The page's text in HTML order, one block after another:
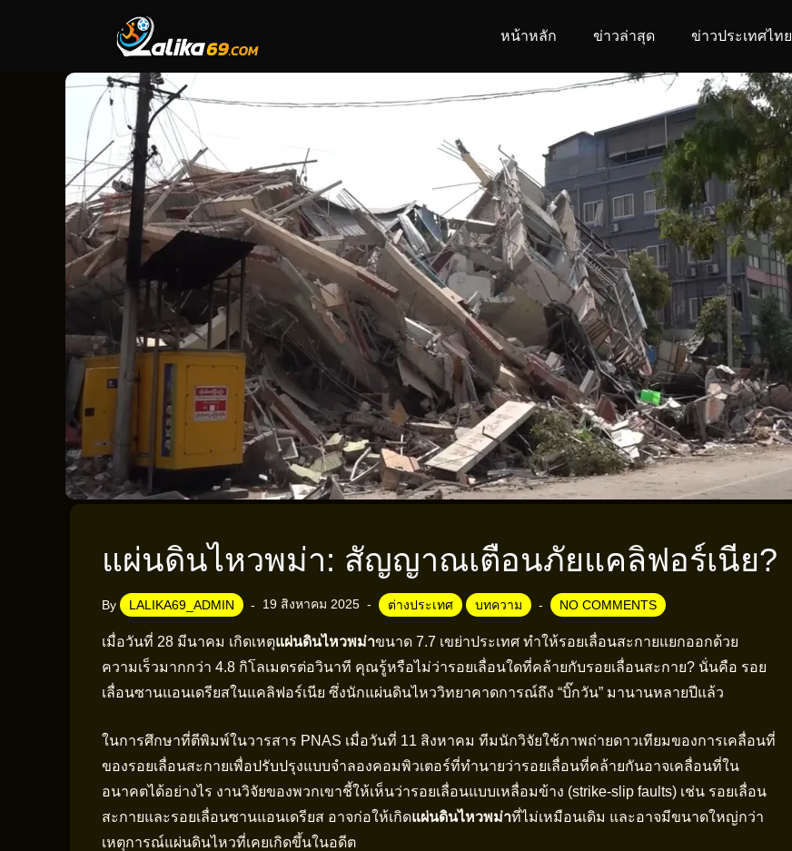
หน้าหลัก ข่าวล่าสุด ข่าวประเทศไทย
แผ่นดินไหวพม่า: สัญญาณเตือนภัยแคลิฟอร์เนีย?
By LALIKA69_ADMIN 19 สิงหาคม 2025 ต่างประเทศ บทความ NO COMMENTS
เมื่อวันที่ 28 มีนาคม เกิดเหตุแผ่นดินไหวพม่าขนาด 7.7 เขย่าประเทศ ทำให้รอยเลื่อนสะกายแยกออกด้วย
ความเร็วมากกว่า 4.8 กิโลเมตรต่อวินาที คุณรู้หรือไม่ว่ารอยเลื่อนใดที่คล้ายกับรอยเลื่อนสะกาย? นั่นคือ รอย
เลื่อนซานแอนเดรียสในแคลิฟอร์เนีย ซึ่งนักแผ่นดินไหววิทยาคาดการณ์ถึง “บิ๊กวัน” มานานหลายปีแล้ว
ในการศึกษาที่ตีพิมพ์ในวารสาร PNAS เมื่อวันที่ 11 สิงหาคม ทีมนักวิจัยใช้ภาพถ่ายดาวเทียมของการเคลื่อนที่
ของรอยเลื่อนสะกายเพื่อปรับปรุงแบบจำลองคอมพิวเตอร์ที่ทำนายว่ารอยเลื่อนที่คล้ายกันอาจเคลื่อนที่ใน
อนาคตได้อย่างไร งานวิจัยของพวกเขาชี้ให้เห็นว่ารอยเลื่อนแบบเหลื่อมข้าง (strike-slip faults) เช่น รอยเลื่อน
สะกายและรอยเลื่อนซานแอนเดรียส อาจก่อให้เกิดแผ่นดินไหวพม่าที่ไม่เหมือนเดิม และอาจมีขนาดใหญ่กว่า
เหตุการณ์แผ่นดินไหวที่เคยเกิดขึ้นในอดีต